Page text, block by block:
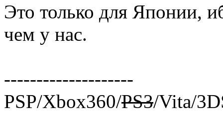
Это только для Японии,
чем у нас.
--------------------
PSP/Xbox360/PS3/Vita/